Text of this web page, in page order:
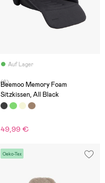
Auf Lager
(6)
Beemoo Memory Foam
Sitzkissen, All Black
49,99 €
Oeko-Tex